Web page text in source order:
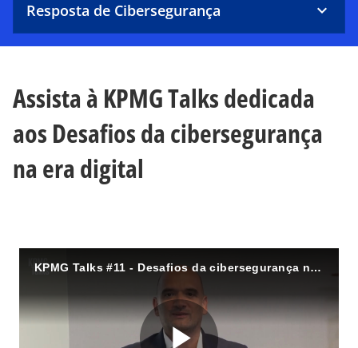
Resposta de Cibersegurança
Assista à KPMG Talks dedicada
aos Desafios da cibersegurança
na era digital
KPMG Talks #11 - Desafios da cibersegurança na era digital